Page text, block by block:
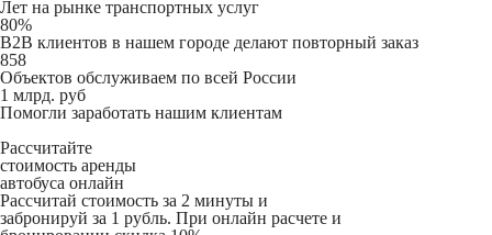
Лет на рынке транспортных услуг
80%
B2B клиентов в нашем городе делают повторный заказ
858
Объектов обслуживаем по всей России
1 млрд. руб
Помогли заработать нашим клиентам
Рассчитайте
стоимость аренды
автобуса онлайн
Рассчитай стоимость за 2 минуты и
забронируй за 1 рубль. При онлайн расчете и